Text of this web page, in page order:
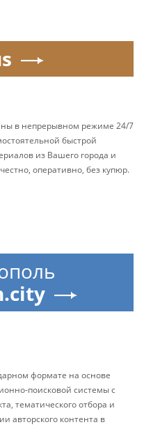
в непрерывном режиме 24/7
быстрой
из Вашего города и
оперативно, без купюр.
формате на основе
поисковой системы с
тематического отбора и
авторского контента в